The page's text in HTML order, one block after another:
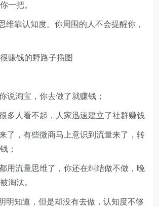
一把。
靠认知度。你周围的人不会提醒你，
淘宝，你去做了就赚钱；
人看不起，人家迅速建立了社群赚钱
，有些微商马上意识到流量来了，转
；
流量思维了，你还在纠结做不做，晚
淘汰。
知道，但是却没有去做，认知度不够